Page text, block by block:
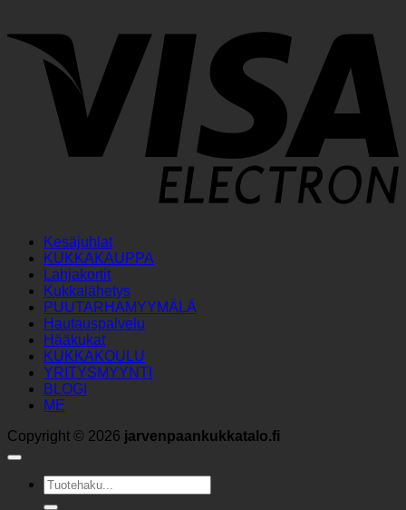
Kesäjuhlat
KUKKAKAUPPA
Lahjakortit
Kukkalähetys
PUUTARHAMYYMÄLÄ
Hautauspalvelu
Hääkukat
KUKKAKOULU
YRITYSMYYNTI
BLOGI
ME
Copyright © 2026 jarvenpaankukkatalo.fi
Etsi: